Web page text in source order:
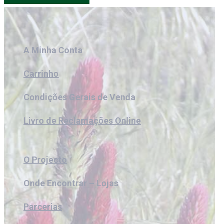
A Minha Conta
Carrinho
Condições Gerais de Venda
Livro de Reclamações Online
O Projecto
Onde Encontrar – Lojas
Parcerias